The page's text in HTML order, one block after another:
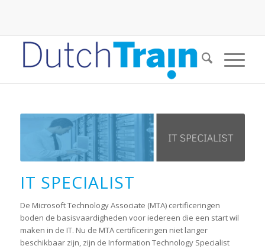
IT SPECIALIST
De Microsoft Technology Associate (MTA) certificeringen
boden de basisvaardigheden voor iedereen die een start wil
maken in de IT. Nu de MTA certificeringen niet langer
beschikbaar zijn, zijn de Information Technology Specialist